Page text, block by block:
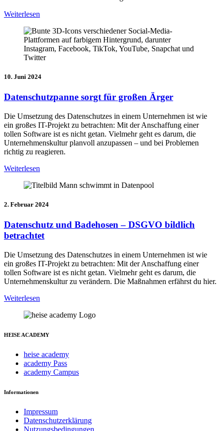
Weiterlesen
10. Juni 2024
Datenschutzpanne sorgt für großen Ärger
Die Umsetzung des Datenschutzes in einem Unternehmen ist wie
ein großes IT-Projekt zu betrachten: Mit der Anschaffung einer
tollen Software ist es nicht getan. Vielmehr geht es darum, die
Unternehmenskultur planvoll anzupassen – und bei Problemen
richtig zu reagieren.
Weiterlesen
2. Februar 2024
Datenschutz und Badehosen – DSGVO bildlich
betrachtet
Die Umsetzung des Datenschutzes in einem Unternehmen ist wie
ein großes IT-Projekt zu betrachten: Mit der Anschaffung einer
tollen Software ist es nicht getan. Vielmehr geht es darum, die
Unternehmenskultur zu verändern. Die Maßnahmen erfährst du hier.
Weiterlesen
HEISE ACADEMY
heise academy
academy Pass
academy Campus
Informationen
Impressum
Datenschutzerklärung
Nutzungsbedingungen